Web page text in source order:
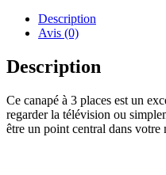
Description
Avis (0)
Description
Ce canapé à 3 places est un
regarder la télévision ou
être un point central dans votre